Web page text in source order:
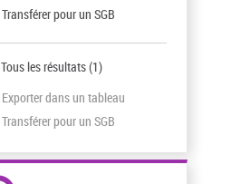
Transférer pour un SGB
Tous les résultats(1)
Exporter dans un tableau
Transférer pour un SGB